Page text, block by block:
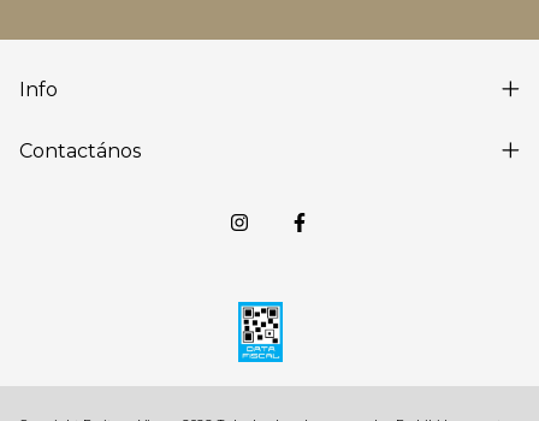
Info
Contactános